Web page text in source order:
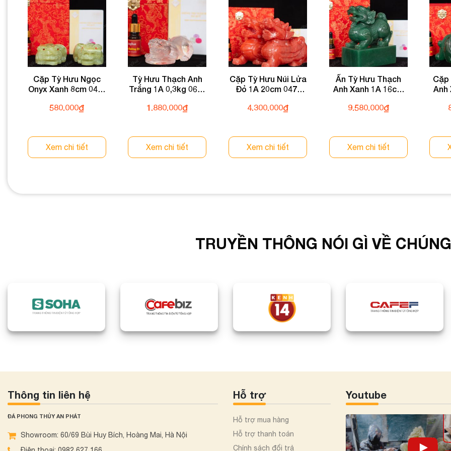
Cặp Tỳ Hưu Ngọc
Onyx Xanh 8cm 047-
580.000₫
Xem chi tiết
Tỳ Hưu Thạch Anh
Trắng 1A 0,3kg 064-
1.880.000₫
Xem chi tiết
Cặp Tỳ Hưu Núi Lửa
Đỏ 1A 20cm 047-
4.300.000₫
Xem chi tiết
Ấn Tỳ Hưu Thạch
Anh Xanh 1A 16cm
9.580.000₫
Xem chi tiết
Cặp
Anh
TRUYỀN THÔNG NÓI GÌ VỀ
Thông tin liên hệ
ĐÁ PHONG THỦY AN PHÁT
Showroom: 60/69 Bùi Huy Bích, Hoàng Mai, Hà Nội
Hỗ trợ
Hỗ trợ mua hàng
Hỗ trợ thanh toán
Chính sách đổi trả
Youtube